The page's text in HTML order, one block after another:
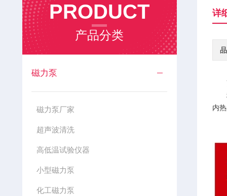
PRODUCT
产品分类
磁力泵
磁力泵厂家
超声波清洗
高低温试验仪器
小型磁力泵
化工磁力泵
详
内